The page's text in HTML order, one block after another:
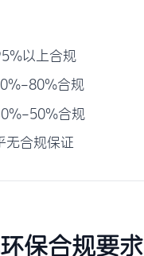
以上合规
80%合规
50%合规
无合规保证
保合规要求